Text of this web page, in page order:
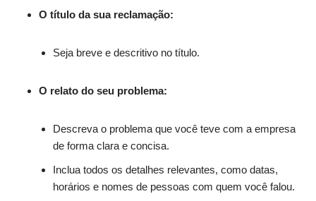
O título da sua reclamação:
Seja breve e descritivo no título.
O relato do seu problema:
Descreva o problema que você teve com a empresa
de forma clara e concisa.
Inclua todos os detalhes relevantes, como datas,
horários e nomes de pessoas com quem você falou.